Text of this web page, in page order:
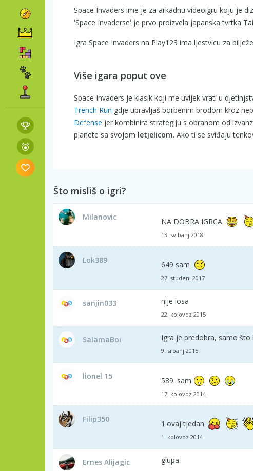
Space Invaders ime je za arkadnu videoigru koju je
'Space Invaderse' je prvo proizvela japanska tvrtka
Igra Space Invaders na Play123 ima ljestvicu za
Više igara poput ove
Space Invaders je klasik koji me uvijek vrati u
Trench Run gdje upravljaš borbenim brodom kroz
Defense jer kombinira strategiju s obranom od
planete sa svojom letjelicom. Ako ti se sviđaju
Što misliš o igri?
Milanovic NA DOBRA IGRCA
13. svibanj 2018
Lok389 649 sam
27. studeni 2017
sanjin033 nije losa
22. kolovoz 2015
SalamaBoi Igra je predobra, samo što
9. srpanj 2015
lionel 15 589. sam
17. kolovoz 2014
Filip350 1.ovaj tjedan
1. kolovoz 2014
Ernes Alijagic glupa